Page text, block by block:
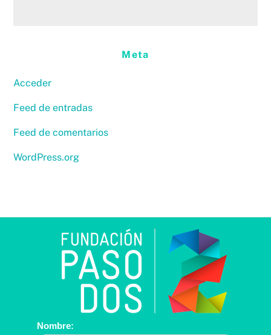
Meta
Acceder
Feed de entradas
Feed de comentarios
WordPress.org
Contáctanos
Nombre: